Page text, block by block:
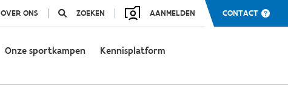
OVER ONS ZOEKEN AANMELDEN CONTACT
Onze sportkampen Kennisplatform